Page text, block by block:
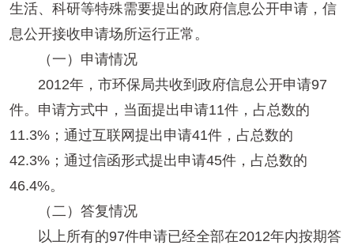
生活、科研等特殊需要提出的政府信息公开申请，信
息公开接收申请场所运行正常。
（一）申请情况
2012年，市环保局共收到政府信息公开申请97
件。申请方式中，当面提出申请11件，占总数的
11.3%；通过互联网提出申请41件，占总数的
42.3%；通过信函形式提出申请45件，占总数的
46.4%。
（二）答复情况
以上所有的97件申请已经全部在2012年内按期答